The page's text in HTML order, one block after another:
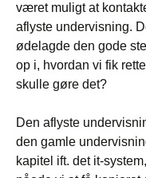
været muligt at
aflyste undervisning.
ødelagde den gode
op i, hvordan vi fik
skulle gøre det?
Den aflyste
den gamle
kapitel ift. det it-